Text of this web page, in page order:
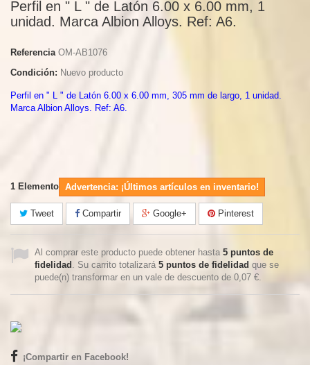
Perfil en " L " de Latón 6.00 x 6.00 mm, 1
unidad. Marca Albion Alloys. Ref: A6.
Referencia OM-AB1076
Condición: Nuevo producto
Perfil en " L " de Latón 6.00 x 6.00 mm, 305 mm de largo, 1 unidad.
Marca Albion Alloys. Ref: A6.
1 Elemento Advertencia: ¡Últimos artículos en inventario!
Tweet Compartir Google+ Pinterest
Al comprar este producto puede obtener hasta 5 puntos de
fidelidad . Su carrito totalizará 5 puntos de fidelidad que se
puede(n) transformar en un vale de descuento de 0,07 €.
¡Compartir en Facebook!